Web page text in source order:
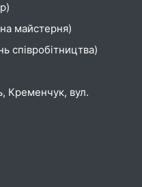
майстерня)
співробітництва)
Кременчук, вул.